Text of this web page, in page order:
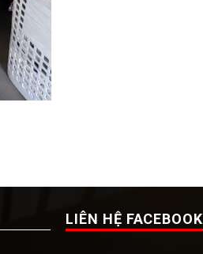
LIÊN HỆ FACEBOOK